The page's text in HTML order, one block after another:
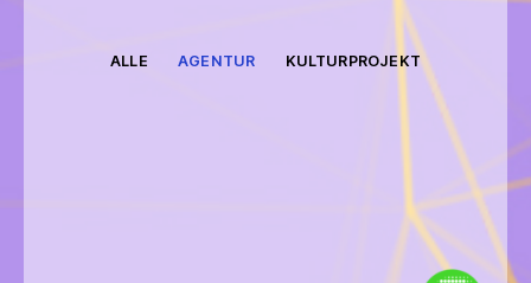
ALLE AGENTUR KULTURPROJEKT